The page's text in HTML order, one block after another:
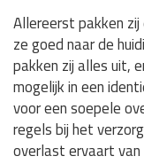
Allereerst pakken zij
ze goed naar de
pakken zij alles uit,
mogelijk in een
voor een soepele
regels bij het
overlast ervaart van